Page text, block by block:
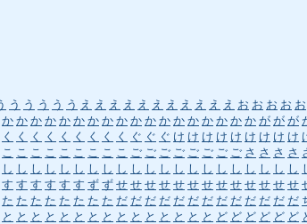
う う う う う え え え え え え え え え え え お お お お お
か か か か か か か か か か か か か か か か か か が が が
く く く く く く く く く ぐ ぐ ぐ け け け け け け け け け
こ こ こ こ こ こ こ こ こ ご ご ご ご ご ご ご ご さ さ さ さ
し し し し し し し し し し し し し し し し し し し し し
す す す す す す ず ず せ せ せ せ せ せ せ せ せ せ せ せ せ
た た た た た た た た だ だ だ だ だ だ だ だ だ だ だ だ だ
と と と と と と と と と と と と と と と ど ど ど ど ど ど